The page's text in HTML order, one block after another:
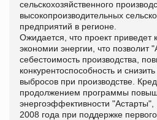
сельскохозяйственного
высокопроизводительных
предприятий в регионе.
Ожидается, что проект приведет
экономии энергии, что позволит
себестоимость производства,
конкурентоспособность и
выбросов при производстве.
продолжением программы
энергоэффективности
2008 года при поддержке